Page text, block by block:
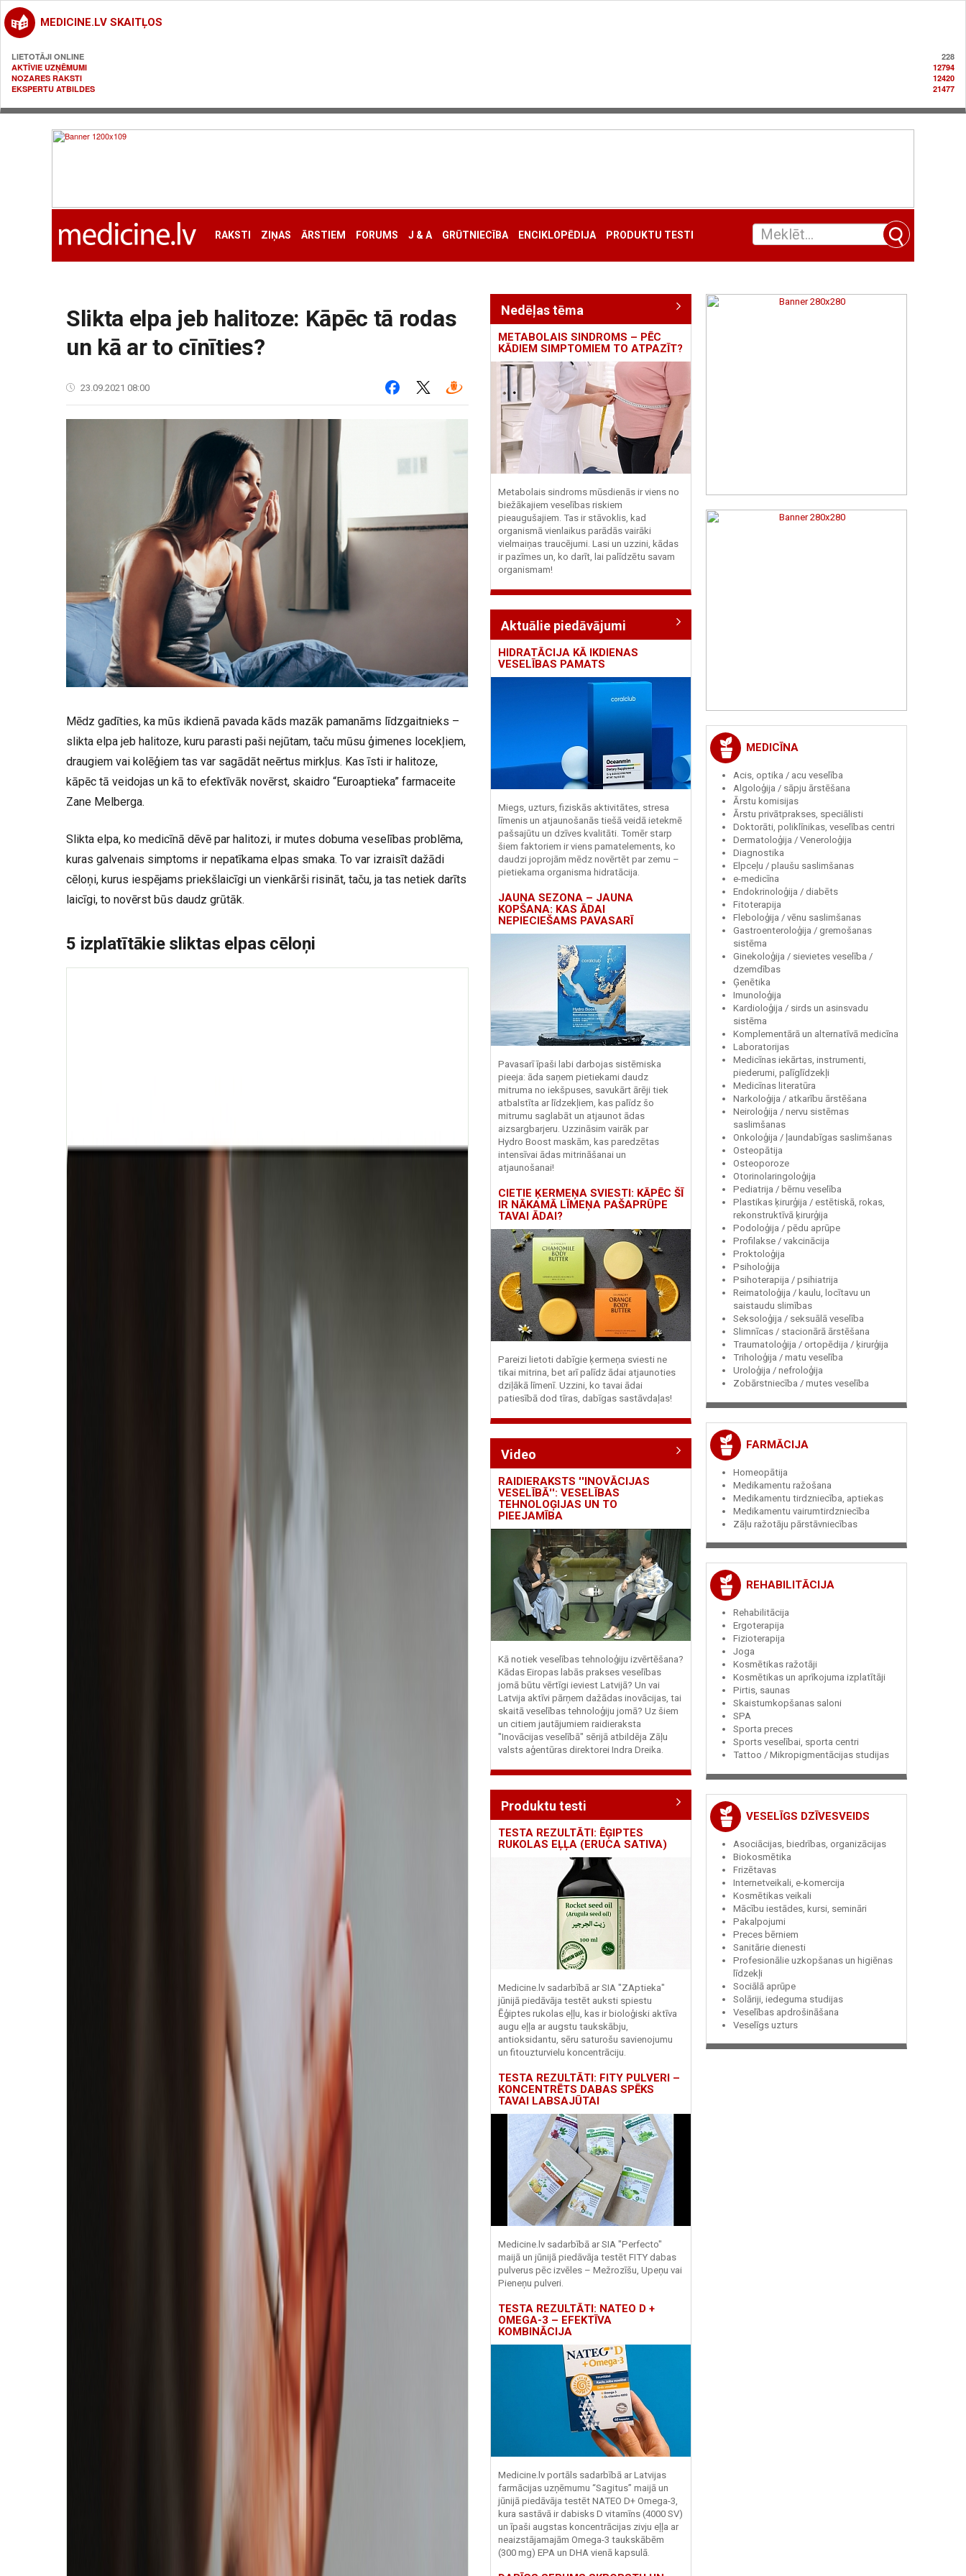
MEDICINE.LV SKAITĻOS
LIETOTĀJI ONLINE
228
AKTĪVIE UZŅĒMUMI
12794
NOZARES RAKSTI
12420
EKSPERTU ATBILDES
21477
RAKSTI ZIŅAS ĀRSTIEM FORUMS J & A GRŪTNIECĪBA ENCIKLOPĒDIJA PRODUKTU TESTI
Slikta elpa jeb halitoze: Kāpēc tā rodas
un kā ar to cīnīties?
23.09.2021 08:00
Mēdz gadīties, ka mūs ikdienā pavada kāds mazāk pamanāms līdzgaitnieks –
slikta elpa jeb halitoze, kuru parasti paši nejūtam, taču mūsu ģimenes locekļiem,
draugiem vai kolēģiem tas var sagādāt neērtus mirkļus. Kas īsti ir halitoze,
kāpēc tā veidojas un kā to efektīvāk novērst, skaidro “Euroaptieka” farmaceite
Zane Melberga.
Slikta elpa, ko medicīnā dēvē par halitozi, ir mutes dobuma veselības problēma,
kuras galvenais simptoms ir nepatīkama elpas smaka. To var izraisīt dažādi
cēloņi, kurus iespējams priekšlaicīgi un vienkārši risināt, taču, ja tas netiek darīts
laicīgi, to novērst būs daudz grūtāk.
5 izplatītākie sliktas elpas cēloņi
Nedēļas tēma
METABOLAIS SINDROMS – PĒC
KĀDIEM SIMPTOMIEM TO ATPAZĪT?
Metabolais sindroms mūsdienās ir viens no
biežākajiem veselības riskiem
pieaugušajiem. Tas ir stāvoklis, kad
organismā vienlaikus parādās vairāki
vielmaiņas traucējumi. Lasi un uzzini, kādas
ir pazīmes un, ko darīt, lai palīdzētu savam
organismam!
Aktuālie piedāvājumi
HIDRATĀCIJA KĀ IKDIENAS
VESELĪBAS PAMATS
Miegs, uzturs, fiziskās aktivitātes, stresa
līmenis un atjaunošanās tiešā veidā ietekmē
pašsajūtu un dzīves kvalitāti. Tomēr starp
šiem faktoriem ir viens pamatelements, ko
daudzi joprojām mēdz novērtēt par zemu –
pietiekama organisma hidratācija.
JAUNA SEZONA – JAUNA
KOPŠANA: KAS ĀDAI
NEPIECIEŠAMS PAVASARĪ
Pavasarī īpaši labi darbojas sistēmiska
pieeja: āda saņem pietiekami daudz
mitruma no iekšpuses, savukārt ārēji tiek
atbalstīta ar līdzekļiem, kas palīdz šo
mitrumu saglabāt un atjaunot ādas
aizsargbarjeru. Uzzināsim vairāk par
Hydro Boost maskām, kas paredzētas
intensīvai ādas mitrināšanai un
atjaunošanai!
CIETIE ĶERMEŅA SVIESTI: KĀPĒC ŠĪ
IR NĀKAMĀ LĪMEŅA PAŠAPRŪPE
TAVAI ĀDAI?
Pareizi lietoti dabīgie ķermeņa sviesti ne
tikai mitrina, bet arī palīdz ādai atjaunoties
dziļākā līmenī. Uzzini, ko tavai ādai
patiesībā dod tīras, dabīgas sastāvdaļas!
Video
RAIDIERAKSTS ''INOVĀCIJAS
VESELĪBĀ'': VESELĪBAS
TEHNOLOĢIJAS UN TO
PIEEJAMĪBA
Kā notiek veselības tehnoloģiju izvērtēšana?
Kādas Eiropas labās prakses veselības
jomā būtu vērtīgi ieviest Latvijā? Un vai
Latvija aktīvi pārņem dažādas inovācijas, tai
skaitā veselības tehnoloģiju jomā? Uz šiem
un citiem jautājumiem raidieraksta
"Inovācijas veselībā" sērijā atbildēja Zāļu
valsts aģentūras direktorei Indra Dreika.
Produktu testi
TESTA REZULTĀTI: ĒĢIPTES
RUKOLAS EĻĻA (ERUCA SATIVA)
Medicine.lv sadarbībā ar SIA "ZAptieka"
jūnijā piedāvāja testēt auksti spiestu
Ēģiptes rukolas eļļu, kas ir bioloģiski aktīva
augu eļļa ar augstu taukskābju,
antioksidantu, sēru saturošu savienojumu
un fitouzturvielu koncentrāciju.
TESTA REZULTĀTI: FITY PULVERI –
KONCENTRĒTS DABAS SPĒKS
TAVAI LABSAJŪTAI
Medicine.lv sadarbībā ar SIA "Perfecto"
maijā un jūnijā piedāvāja testēt FITY dabas
pulverus pēc izvēles – Mežrozīšu, Upeņu vai
Pieneņu pulveri.
TESTA REZULTĀTI: NATEO D +
OMEGA-3 – EFEKTĪVA
KOMBINĀCIJA
Medicine.lv portāls sadarbībā ar Latvijas
farmācijas uzņēmumu “Sagitus” maijā un
jūnijā piedāvāja testēt NATEO D+ Omega-3,
kura sastāvā ir dabisks D vitamīns (4000 SV)
un īpaši augstas koncentrācijas zivju eļļa ar
neaizstājamajām Omega-3 taukskābēm
(300 mg) EPA un DHA vienā kapsulā.
MEDICĪNA
Acis, optika / acu veselība
Algoloģija / sāpju ārstēšana
Ārstu komisijas
Ārstu privātprakses, speciālisti
Doktorāti, poliklīnikas, veselības centri
Dermatoloģija / Veneroloģija
Diagnostika
Elpceļu / plaušu saslimšanas
e-medicīna
Endokrinoloģija / diabēts
Fitoterapija
Fleboloģija / vēnu saslimšanas
Gastroenteroloģija / gremošanas
sistēma
Ginekoloģija / sievietes veselība /
dzemdības
Ģenētika
Imunoloģija
Kardioloģija / sirds un asinsvadu
sistēma
Komplementārā un alternatīvā medicīna
Laboratorijas
Medicīnas iekārtas, instrumenti,
piederumi, palīglīdzekļi
Medicīnas literatūra
Narkoloģija / atkarību ārstēšana
Neiroloģija / nervu sistēmas
saslimšanas
Onkoloģija / ļaundabīgas saslimšanas
Osteopātija
Osteoporoze
Otorinolaringoloģija
Pediatrija / bērnu veselība
Plastikas ķirurģija / estētiskā, rokas,
rekonstruktīvā ķirurģija
Podoloģija / pēdu aprūpe
Profilakse / vakcinācija
Proktoloģija
Psiholoģija
Psihoterapija / psihiatrija
Reimatoloģija / kaulu, locītavu un
saistaudu slimības
Seksoloģija / seksuālā veselība
Slimnīcas / stacionārā ārstēšana
Traumatoloģija / ortopēdija / ķirurģija
Triholoģija / matu veselība
Uroloģija / nefroloģija
Zobārstniecība / mutes veselība
FARMĀCIJA
Homeopātija
Medikamentu ražošana
Medikamentu tirdzniecība, aptiekas
Medikamentu vairumtirdzniecība
Zāļu ražotāju pārstāvniecības
REHABILITĀCIJA
Rehabilitācija
Ergoterapija
Fizioterapija
Joga
Kosmētikas ražotāji
Kosmētikas un aprīkojuma izplatītāji
Pirtis, saunas
Skaistumkopšanas saloni
SPA
Sporta preces
Sports veselībai, sporta centri
Tattoo / Mikropigmentācijas studijas
VESELĪGS DZĪVESVEIDS
Asociācijas, biedrības, organizācijas
Biokosmētika
Frizētavas
Internetveikali, e-komercija
Kosmētikas veikali
Mācību iestādes, kursi, semināri
Pakalpojumi
Preces bērniem
Sanitārie dienesti
Profesionālie uzkopšanas un higiēnas
līdzekļi
Sociālā aprūpe
Solāriji, iedeguma studijas
Veselības apdrošināšana
Veselīgs uzturs